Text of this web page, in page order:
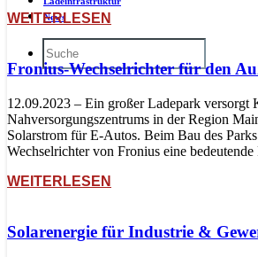
News
WEITERLESEN
Fronius-Wechselrichter für den
12.09.2023 – Ein großer Ladepark versorgt
Nahversorgungszentrums in der Region
Solarstrom für E-Autos. Beim Bau des
Wechselrichter von Fronius eine bedeutende
WEITERLESEN
Solarenergie für Industrie &